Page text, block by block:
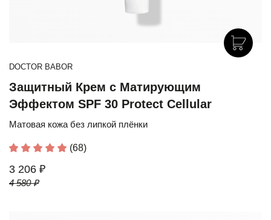
DOCTOR BABOR
Защитный Крем с Матирующим
Эффектом SPF 30 Protect Cellular
Матовая кожа без липкой плёнки
(68)
3 206 ₽
4 580 ₽